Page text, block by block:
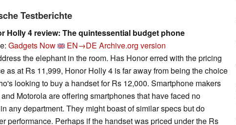
Testberichte
Holly 4 review: The quintessential budget phone
Gadgets Now EN→DE Archive.org version
the elephant in the room. Has Honor erred with the pricing
as at Rs 11,999, Honor Holly 4 is far away from being the choice
looking to buy a handset for Rs 12,000. Smartphone makers
Motorola are offering smartphones that have faced no
any department. They might boast of similar specs but do
performance. Perhaps if the handset was priced under the Rs